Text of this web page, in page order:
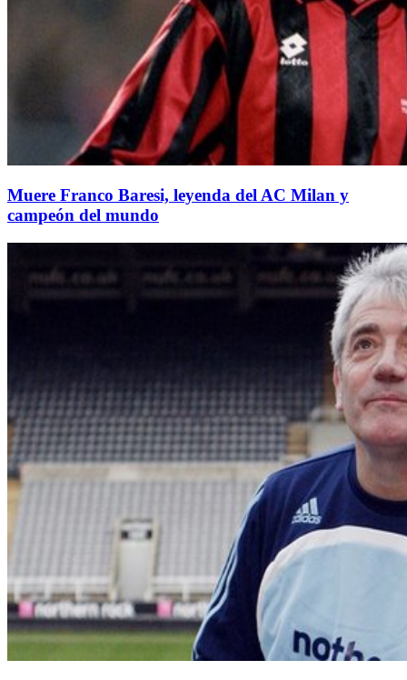
Muere Franco Baresi, leyenda del AC Milan y
campeón del mundo